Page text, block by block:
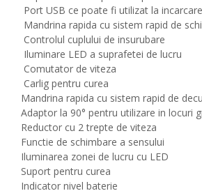
Port USB ce poate fi utilizat la
Mandrina rapida cu sistem rapid de
Controlul cuplului de insurubare
Iluminare LED a suprafetei de lucru
Comutator de viteza
Carlig pentru curea
Mandrina rapida cu sistem rapid de
Adaptor la 90° pentru utilizare in locuri
Reductor cu 2 trepte de viteza
Functie de schimbare a sensului
Iluminarea zonei de lucru cu LED
Suport pentru curea
Indicator nivel baterie